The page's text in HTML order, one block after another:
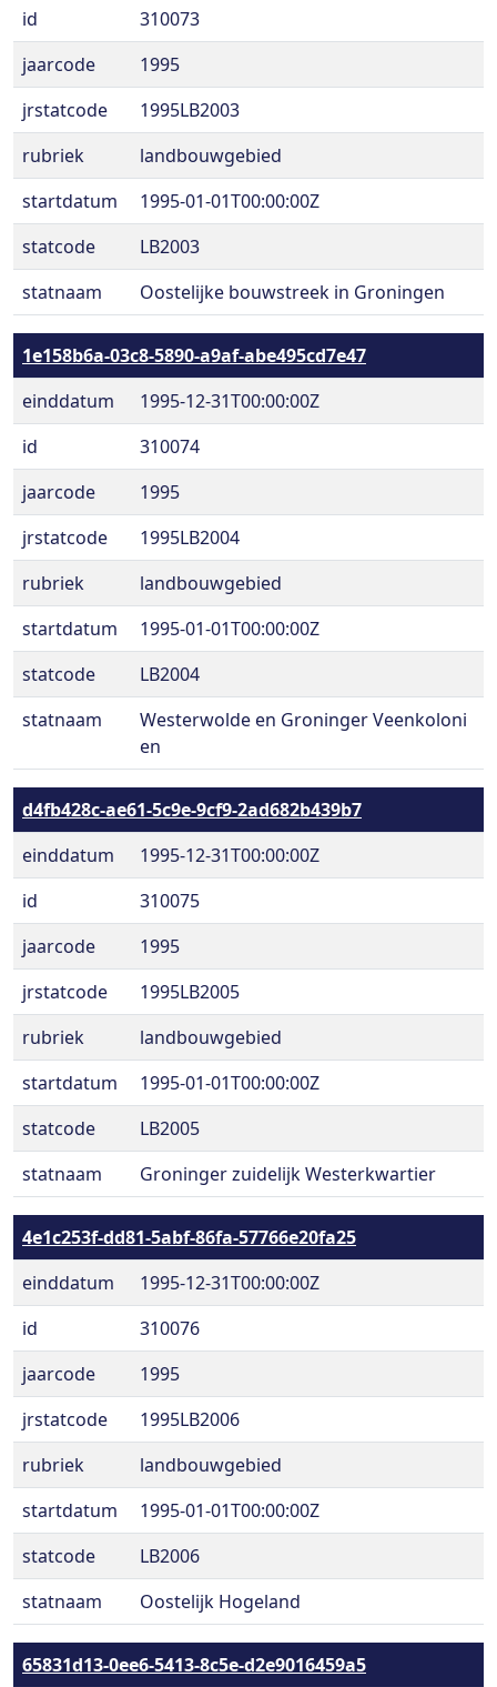
id
310073
jaarcode
1995
jrstatcode
1995LB2003
rubriek
landbouwgebied
startdatum
1995-01-01T00:00:00Z
statcode
LB2003
statnaam
Oostelijke bouwstreek in Groningen
1e158b6a-03c8-5890-a9af-abe495cd7e47
einddatum
1995-12-31T00:00:00Z
id
310074
jaarcode
1995
jrstatcode
1995LB2004
rubriek
landbouwgebied
startdatum
1995-01-01T00:00:00Z
statcode
LB2004
statnaam
Westerwolde en Groninger Veenkoloni
en
d4fb428c-ae61-5c9e-9cf9-2ad682b439b7
einddatum
1995-12-31T00:00:00Z
id
310075
jaarcode
1995
jrstatcode
1995LB2005
rubriek
landbouwgebied
startdatum
1995-01-01T00:00:00Z
statcode
LB2005
statnaam
Groninger zuidelijk Westerkwartier
4e1c253f-dd81-5abf-86fa-57766e20fa25
einddatum
1995-12-31T00:00:00Z
id
310076
jaarcode
1995
jrstatcode
1995LB2006
rubriek
landbouwgebied
startdatum
1995-01-01T00:00:00Z
statcode
LB2006
statnaam
Oostelijk Hogeland
65831d13-0ee6-5413-8c5e-d2e9016459a5